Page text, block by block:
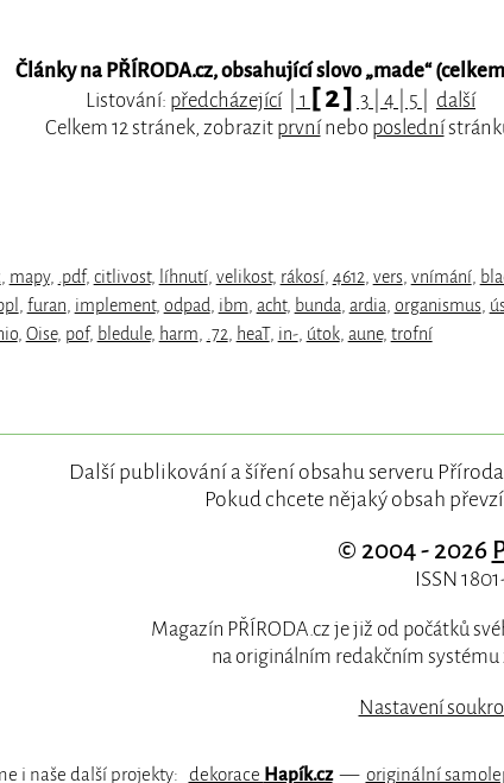
Články na PŘÍRODA.cz, obsahující slovo „made“
Listování: předcházející| 1 [ 2 ] 3 4 5
další
Celkem 12 stránek, zobrazit prvnínebo poslední
mapy, .pdf, citlivost, líhnutí, velikost, rákosí, 4612 vers vnímání,
furan implement, odpad ibm acht, bunda ardia organismus
, Oise, pof, bledule, harm .72 heaT, in-, útok, aune, trofní
Další publikování a šíření obsahu serveru
Pokud chcete nějaký obsah
© 2004 - 2026
ISSN
Magazín PŘÍRODA.cz je již od počátků
na originálním redakčním systému
Nastavení
i naše další projekty: dekorace Hapík.cz— originální